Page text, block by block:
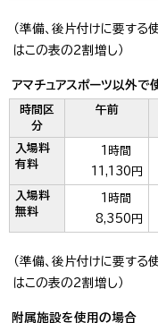
（準備、後片付けに要する
はこの表の2割増し）
アマチュアスポーツ以外で
時間区
分
午前
入場料
有料
1時間
11,130円
入場料
無料
1時間
8,350円
（準備、後片付けに要する
はこの表の2割増し）
附属施設を使用の場合